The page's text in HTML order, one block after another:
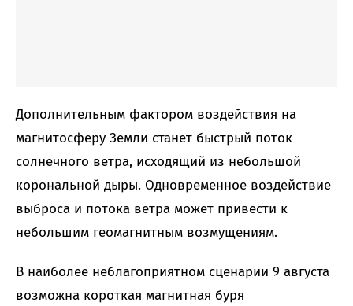
Дополнительным фактором воздействия на
магнитосферу Земли станет быстрый поток
солнечного ветра, исходящий из небольшой
корональной дыры. Одновременное воздействие
выброса и потока ветра может привести к
небольшим геомагнитным возмущениям.
В наиболее неблагоприятном сценарии 9 августа
возможна короткая магнитная буря